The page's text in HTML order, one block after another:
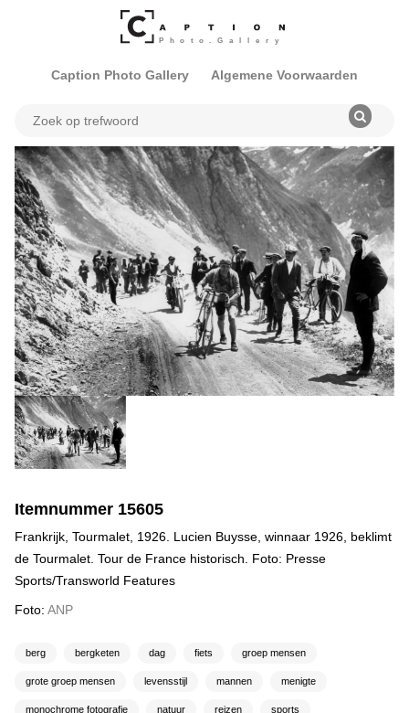
Caption Photo Gallery Algemene Voorwaarden
Itemnummer 15605
Frankrijk, Tourmalet, 1926. Lucien Buysse, winnaar 1926, beklimt
de Tourmalet. Tour de France historisch. Foto: Presse
Sports/Transworld Features
Foto: ANP
berg bergketen dag fiets groep mensen
grote groep mensen levensstijl mannen menigte
monochrome fotografie natuur reizen sports